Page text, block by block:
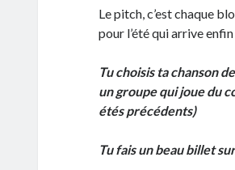
Le pitch, c’est chaque
pour l’été qui arrive
Tu choisis ta chanson
un groupe qui joue du
étés précédents)
Tu fais un beau billet